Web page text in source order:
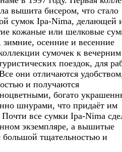
вышита бисером, что стало
сумок Ipa-Nima, делающей
кожаные или шелковые
осенние и весенние
сумочек к вечерним
поездок, для
они отличаются
и получаются
богато
шнурами, что придаёт им
Почти все сумки Ipa-Nima
экземпляре, а вышитые
тщательностью и